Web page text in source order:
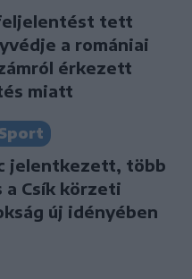
tett
a romániai
érkezett
miatt
jelentkezett, több
a Csík körzeti
új idényében